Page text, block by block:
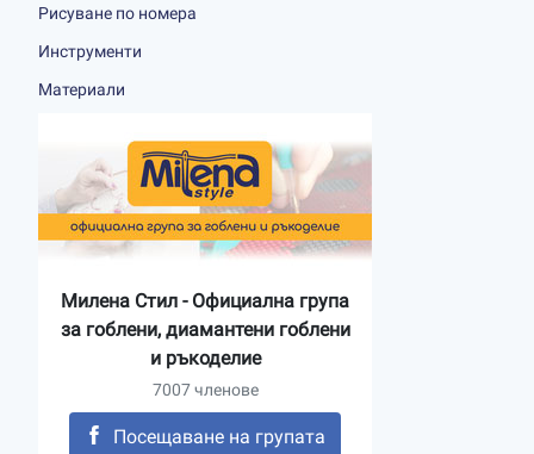
Рисуване по номера
Инструменти
Материали
Милена Стил - Официална група
за гоблени, диамантени гоблени
и ръкоделие
7007 членове
Посещаване на групата